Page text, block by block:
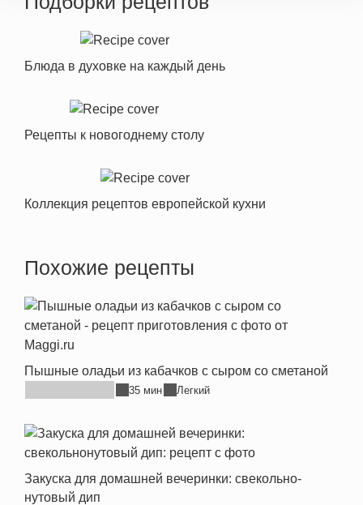
Блюда в духовке на каждый день
Рецепты к новогоднему столу
Коллекция рецептов европейской кухни
Похожие рецепты
Пышные оладьи из кабачков с сыром со сметаной
35 мин Легкий
Закуска для домашней вечеринки: свекольно-
нутовый дип